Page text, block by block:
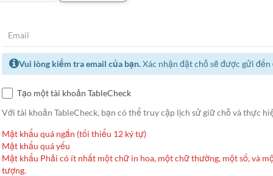
Vui lòng kiểm tra email của bạn.Xác nhận đặt chỗ sẽ được gửi đến
Tạo một tài khoản TableCheck
Với tài khoản TableCheck, bạn có thể truy cập lịch sử giữ chỗ và thực
Mật khẩu quá ngắn (tối thiểu 12 ký tự)
Mật khẩu quá yếu
Mật khẩu Phải có ít nhất một chữ in hoa, một chữ thường, một số, và
tượng.